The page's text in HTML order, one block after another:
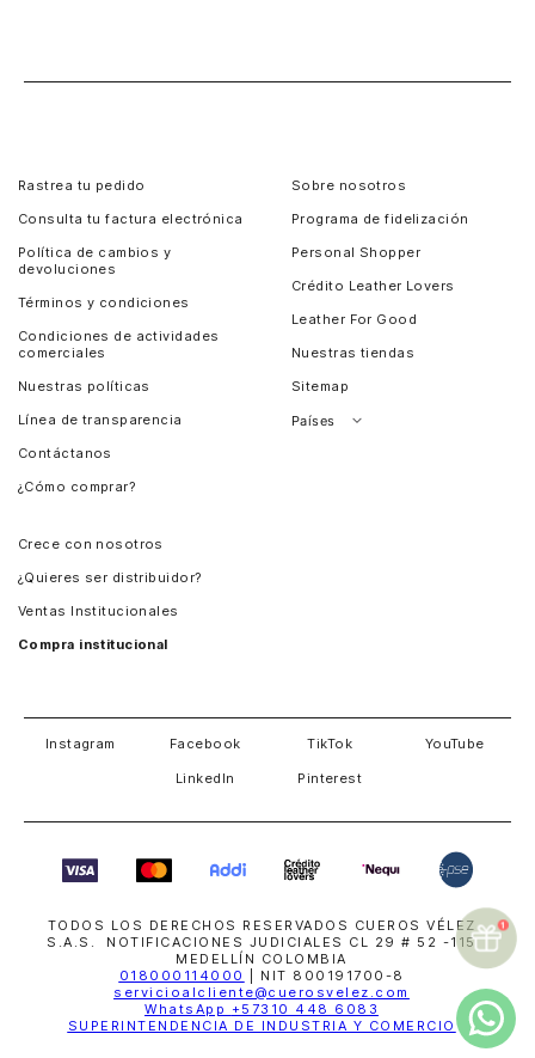
Rastrea tu pedido
Consulta tu factura electrónica
Política de cambios y
devoluciones
Términos y condiciones
Condiciones de actividades
comerciales
Nuestras políticas
Línea de transparencia
Contáctanos
¿Cómo comprar?
Sobre nosotros
Programa de fidelización
Personal Shopper
Crédito Leather Lovers
Leather For Good
Nuestras tiendas
Sitemap
Países
Crece con nosotros
¿Quieres ser distribuidor?
Ventas Institucionales
Compra institucional
Instagram Facebook TikTok YouTube
LinkedIn Pinterest
TODOS LOS DERECHOS RESERVADOS CUEROS VÉLEZ
S.A.S. NOTIFICACIONES JUDICIALES CL 29 # 52 -115
MEDELLÍN COLOMBIA
018000114000
| NIT 800191700-8
servicioalcliente@cuerosvelez.com
WhatsApp +57310 448 6083
SUPERINTENDENCIA DE INDUSTRIA Y COMERCIO